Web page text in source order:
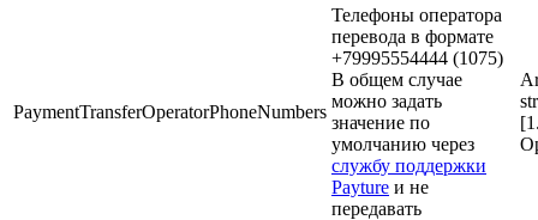
PaymentTransferOperatorPhoneNumbers
Телефоны оператора
перевода в формате
+79995554444 (1075)
В общем случае
можно задать
значение по
умолчанию через
службу поддержки
Payture и не
передавать